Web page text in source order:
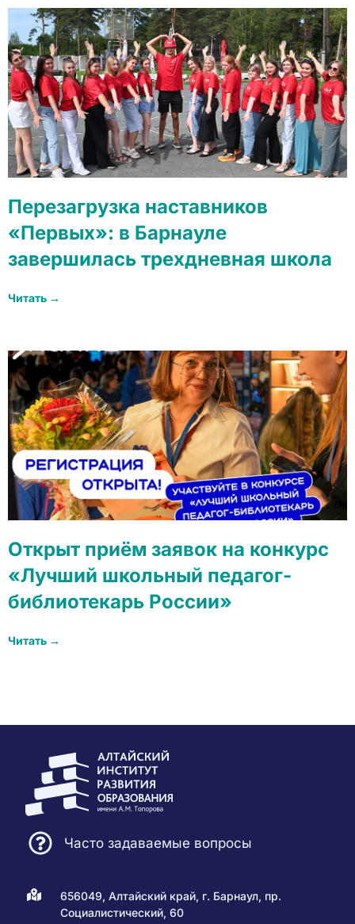
Перезагрузка наставников
«Первых»: в Барнауле
завершилась трехдневная школа
Читать →
Открыт приём заявок на конкурс
«Лучший школьный педагог-
библиотекарь России»
Читать →
Часто задаваемые вопросы
656049, Алтайский край, г. Барнаул, пр.
Социалистический, 60